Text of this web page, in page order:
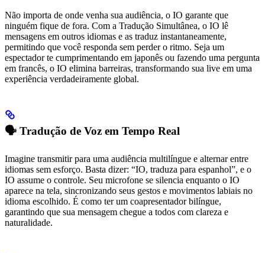
Não importa de onde venha sua audiência, o IO garante que
ninguém fique de fora. Com a Tradução Simultânea, o IO lê
mensagens em outros idiomas e as traduz instantaneamente,
permitindo que você responda sem perder o ritmo. Seja um
espectador te cumprimentando em japonês ou fazendo uma pergunta
em francês, o IO elimina barreiras, transformando sua live em uma
experiência verdadeiramente global.
🗣️ Tradução de Voz em Tempo Real
Imagine transmitir para uma audiência multilíngue e alternar entre
idiomas sem esforço. Basta dizer: “IO, traduza para espanhol”, e o
IO assume o controle. Seu microfone se silencia enquanto o IO
aparece na tela, sincronizando seus gestos e movimentos labiais no
idioma escolhido. É como ter um coapresentador bilíngue,
garantindo que sua mensagem chegue a todos com clareza e
naturalidade.